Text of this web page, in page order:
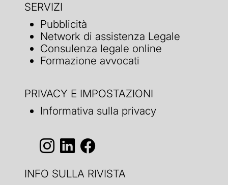
SERVIZI
Pubblicità
Network di assistenza Legale
Consulenza legale online
Formazione avvocati
PRIVACY E IMPOSTAZIONI
Informativa sulla privacy
INFO SULLA RIVISTA